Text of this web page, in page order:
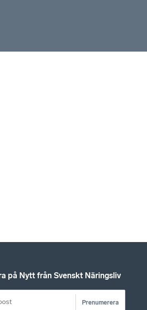
på Nytt från Svenskt Näringsliv
Prenumerera